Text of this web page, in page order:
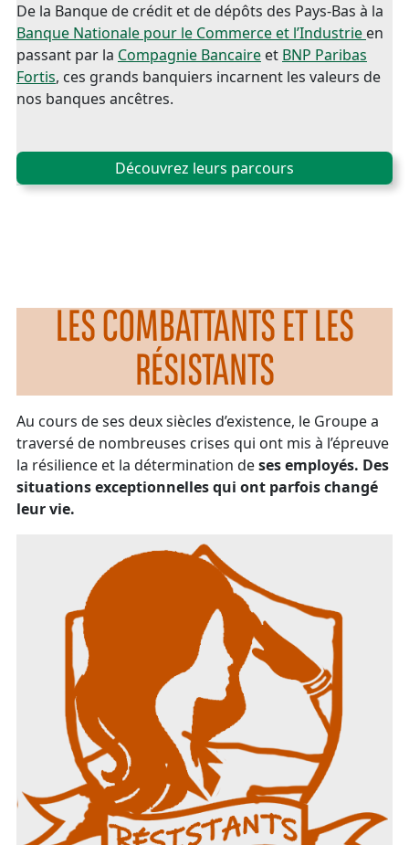
De la Banque de crédit et de dépôts des Pays-Bas à la
Banque Nationale pour le Commerce et l’Industrie en
passant par la Compagnie Bancaire et BNP Paribas
Fortis, ces grands banquiers incarnent les valeurs de
nos banques ancêtres.
Découvrez leurs parcours
LES COMBATTANTS ET LES
RÉSISTANTS
Au cours de ses deux siècles d’existence, le Groupe a
traversé de nombreuses crises qui ont mis à l’épreuve
la résilience et la détermination deses employés. Des
situations exceptionnelles qui ont parfois changé
leur vie.